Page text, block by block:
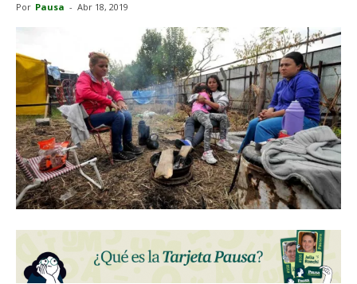
Por Pausa - Abr 18, 2019